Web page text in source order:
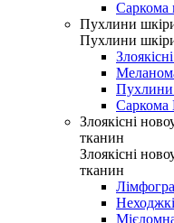
Саркома
Пухлини
Пухлини
Пухлини
Саркома
Злоякісні
тканин
Злоякісні
тканин